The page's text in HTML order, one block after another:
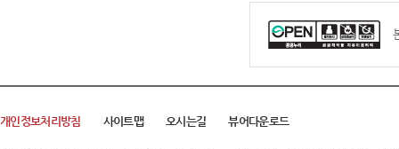
개인정보처리방침 사이트맵 오시는길 뷰어다운로드